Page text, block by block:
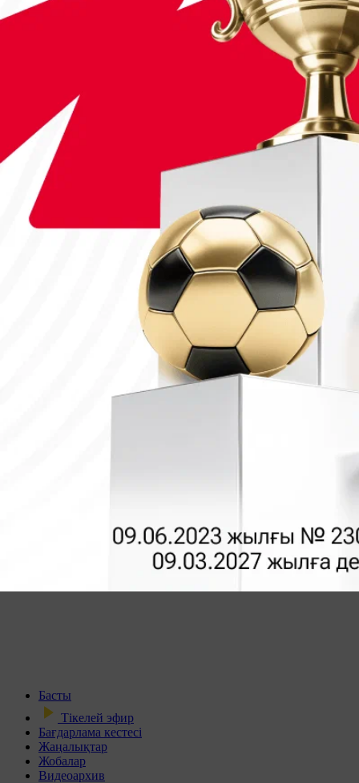
Басты
Тікелей эфир
Бағдарлама кестесі
Жаңалықтар
Жобалар
Видеоархив